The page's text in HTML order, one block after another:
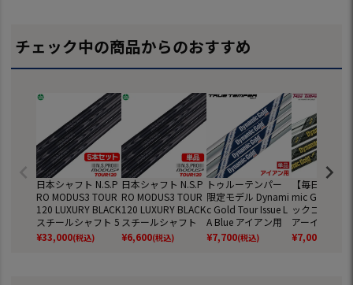
チェック中の商品からのおすすめ
日本シャフト N.S.P
RO MODUS3 TOUR
120 LUXURY BLACK
スチールシャフト 5
本組(6，7，8，9，
W)【アイアン・ウ
¥33,000(税込)
日本シャフト N.S.P
RO MODUS3 TOUR
120 LUXURY BLACK
スチールシャフト
単品(W)【アイア
ン・ウェッジ専
¥6,600(税込)
トゥルーテンパー
限定モデル Dynami
c Gold Tour Issue L
A Blue アイアン用
スチールシャフト
単品 ダイナミック
¥7,700(税込)
【毎日発送】
mic Gold ダ
ックゴールド
アーイシュー
アン用スチー
ャフト 単品
¥7,000